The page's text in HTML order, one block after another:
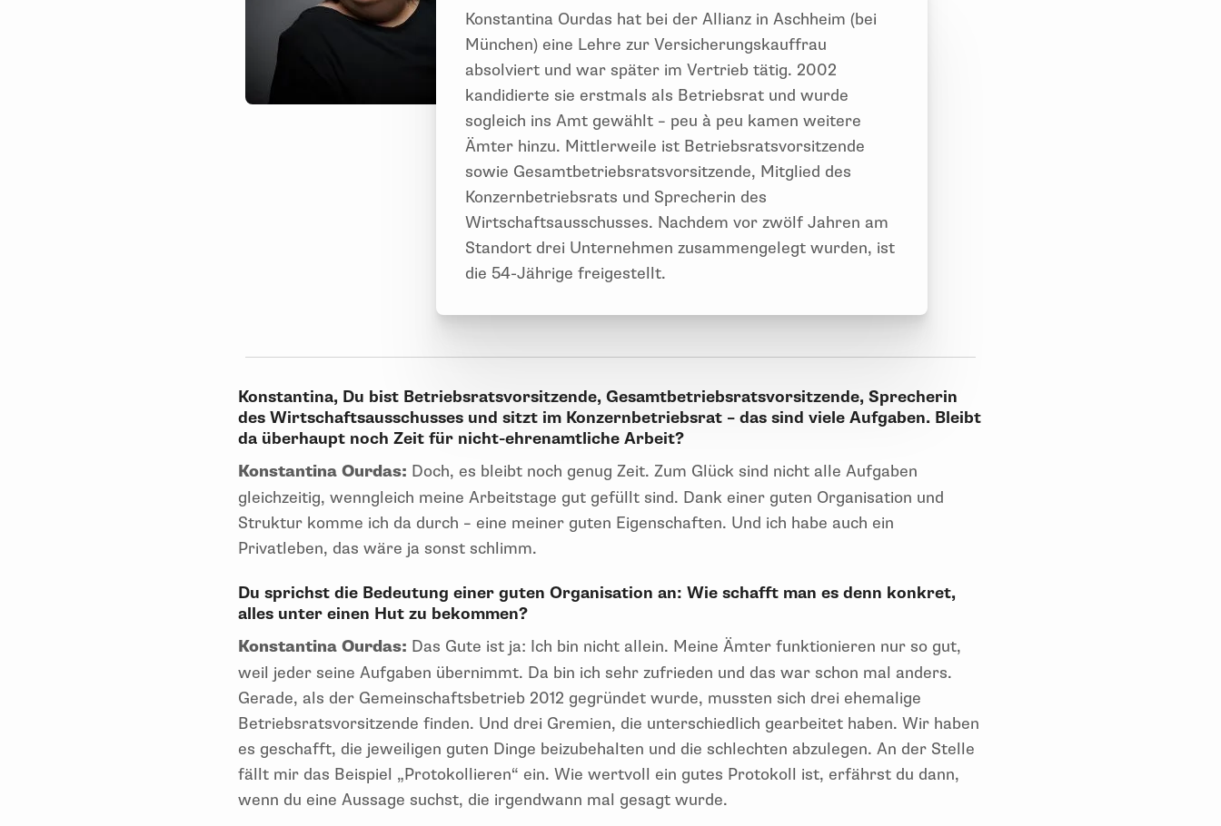
Konstantina Ourdas hat bei der Allianz in Aschheim (bei
München) eine Lehre zur Versicherungskauffrau
absolviert und war später im Vertrieb tätig. 2002
kandidierte sie erstmals als Betriebsrat und wurde
sogleich ins Amt gewählt – peu à peu kamen weitere
Ämter hinzu. Mittlerweile ist Betriebsratsvorsitzende
sowie Gesamtbetriebsratsvorsitzende, Mitglied des
Konzernbetriebsrats und Sprecherin des
Wirtschaftsausschusses. Nachdem vor zwölf Jahren am
Standort drei Unternehmen zusammengelegt wurden, ist
die 54-Jährige freigestellt.
Konstantina, Du bist Betriebsratsvorsitzende, Gesamtbetriebsratsvorsitzende, Sprecherin
des Wirtschaftsausschusses und sitzt im Konzernbetriebsrat – das sind viele Aufgaben. Bleibt
da überhaupt noch Zeit für nicht-ehrenamtliche Arbeit?
Konstantina Ourdas: Doch, es bleibt noch genug Zeit. Zum Glück sind nicht alle Aufgaben
gleichzeitig, wenngleich meine Arbeitstage gut gefüllt sind. Dank einer guten Organisation und
Struktur komme ich da durch – eine meiner guten Eigenschaften. Und ich habe auch ein
Privatleben, das wäre ja sonst schlimm.
Du sprichst die Bedeutung einer guten Organisation an: Wie schafft man es denn konkret,
alles unter einen Hut zu bekommen?
Konstantina Ourdas: Das Gute ist ja: Ich bin nicht allein. Meine Ämter funktionieren nur so gut,
weil jeder seine Aufgaben übernimmt. Da bin ich sehr zufrieden und das war schon mal anders.
Gerade, als der Gemeinschaftsbetrieb 2012 gegründet wurde, mussten sich drei ehemalige
Betriebsratsvorsitzende finden. Und drei Gremien, die unterschiedlich gearbeitet haben. Wir haben
es geschafft, die jeweiligen guten Dinge beizubehalten und die schlechten abzulegen. An der Stelle
fällt mir das Beispiel „Protokollieren“ ein. Wie wertvoll ein gutes Protokoll ist, erfährst du dann,
wenn du eine Aussage suchst, die irgendwann mal gesagt wurde.